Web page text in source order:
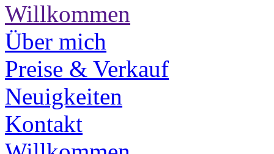
Willkommen
Über mich
Preise & Verkauf
Neuigkeiten
Kontakt